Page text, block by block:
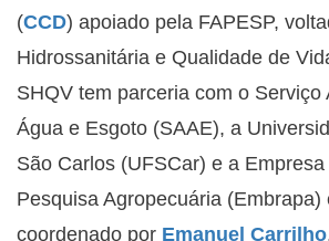
(CCD) apoiado pela FAPESP,
Hidrossanitária e Qualidade de
SHQV tem parceria com o Serviço
Água e Esgoto (SAAE), a
São Carlos (UFSCar) e a
Pesquisa Agropecuária (Embrapa)
coordenado por Emanuel Carrilho